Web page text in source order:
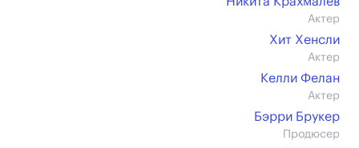
Актер
Хит Хенсли
Актер
Келли Фелан
Актер
Бэрри Брукер
Продюсер